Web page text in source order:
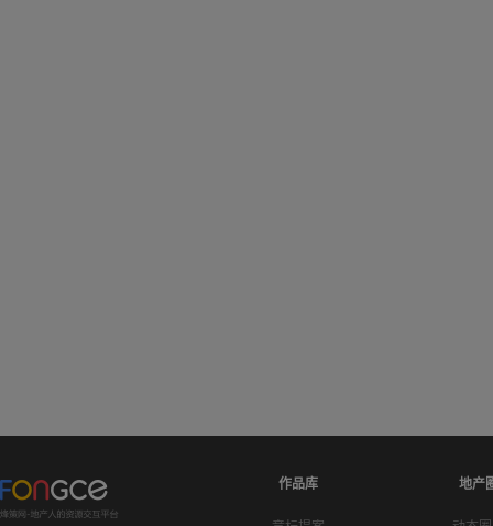
作品库 地产